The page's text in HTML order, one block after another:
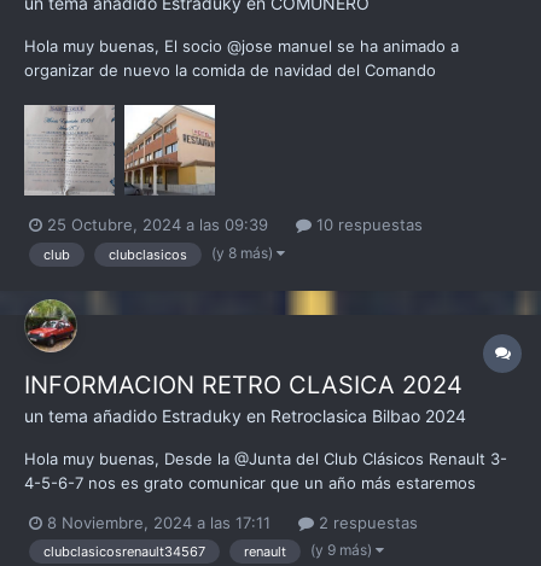
Hola muy buenas, El socio @jose manuel se ha animado a
organizar de nuevo la comida de navidad del Comando
Renault 3-4-5-6-7. DATOS IMPORTANTES: - Fecha : 15 de
diciembre de 2024. - Lugar : Hotel San Roque en Medina...
25 Octubre, 2024 a las 09:39 10 respuestas
club clubclasicos (y 8 más)
INFORMACION RETRO CLASICA 2024
un tema añadido Estraduky en Retroclasica Bilbao 2024
Hola muy buenas, Desde la @Junta del Club Clásicos Renault 3-
4-5-6-7 nos es grato comunicar que un año más estaremos
motor clásico, como es el evento generado por Eventos del
Motor, RetroClásica, que se desarrollará los días 15-16-17 de...
8 Noviembre, 2024 a las 17:11 2 respuestas
clubclasicosrenault34567 renault (y 9 más)